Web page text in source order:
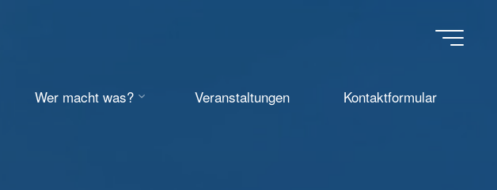
Wer macht was? Veranstaltungen Kontaktformular